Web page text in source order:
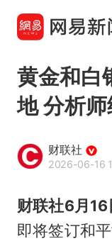
黄金和白
地 分析师
财联社
2026-06-16
财联社6月16
即将签订和